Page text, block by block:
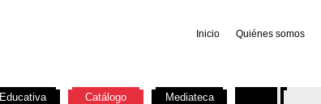
Inicio Quiénes somos
Educativa Catálogo Mediateca